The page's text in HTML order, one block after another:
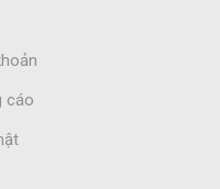
cáo